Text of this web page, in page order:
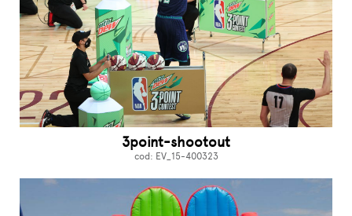
3point-shootout
cod: EV_15-400323